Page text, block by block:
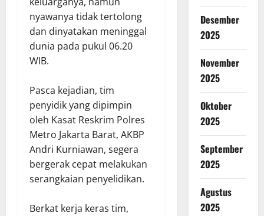
nyawanya tidak tertolong
dan dinyatakan meninggal
dunia pada pukul 06.20
WIB.
Pasca kejadian, tim
penyidik yang dipimpin
oleh Kasat Reskrim Polres
Metro Jakarta Barat, AKBP
Andri Kurniawan, segera
bergerak cepat melakukan
serangkaian penyelidikan.
Berkat kerja keras tim,
Desember
2025
November
2025
Oktober
2025
September
2025
Agustus
2025